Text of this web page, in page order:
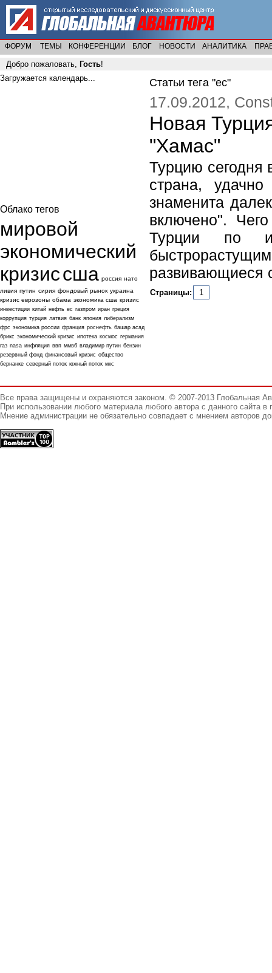
ФОРУМ ТЕМЫ КОНФЕРЕНЦИИ БЛОГ НОВОСТИ АНАЛИТИКА
Добро пожаловать, Гость!
Статьи тега "ес"
17.09.2012,
Новая
"Хамас"
Турцию сегодня
страна,
знаменита
включено".
Турции по
развивающиеся
Страницы: 1
Загружается календарь...
Облако тегов
мировой
экономический
кризиссша россия нато
ливия путин сирия фондовый рынок украина
кризис еврозоны обама экономика сша кризис
инвестиции китай нефть ес газпром иран греция
коррупция турция латвия банк япония либерализм
фрс экономика россии франция роснефть башар асад
брикс экономический кризис ипотека космос германия
газ nasa инфляция ввп ммвб владимир путин бензин
резервный фонд финансовый кризис общество
бернанке северный поток южный поток мкс
Все права защищены и охраняются законом. © 2007-2013 Глобальная
При использовании любого материала любого автора с данного сайта
Мнение администрации не обязательно совпадает с мнением авторов